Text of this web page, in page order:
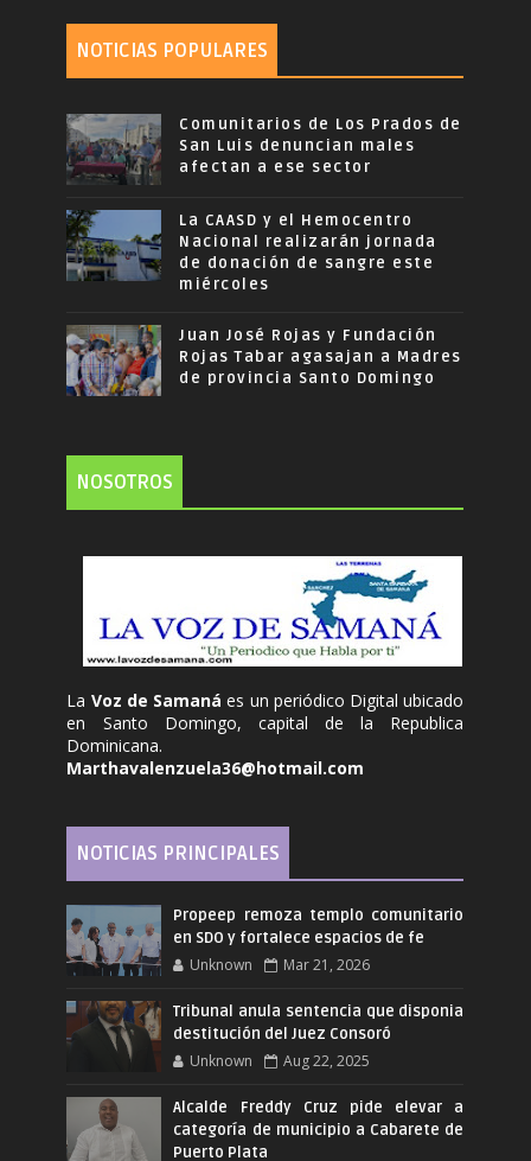
NOTICIAS POPULARES
Comunitarios de Los Prados de
San Luis denuncian males
afectan a ese sector
La CAASD y el Hemocentro
Nacional realizarán jornada
de donación de sangre este
miércoles
Juan José Rojas y Fundación
Rojas Tabar agasajan a Madres
de provincia Santo Domingo
NOSOTROS
La Voz de Samanáes un periódico Digital ubicado
en Santo Domingo, capital de la Republica
Dominicana.
Marthavalenzuela36@hotmail.com
NOTICIAS PRINCIPALES
Propeep remoza templo comunitario
en SDO y fortalece espacios de fe
Unknown Mar 21, 2026
Tribunal anula sentencia que disponia
destitución del Juez Consoró
Unknown Aug 22, 2025
Alcalde Freddy Cruz pide elevar a
categoría de municipio a Cabarete de
Puerto Plata